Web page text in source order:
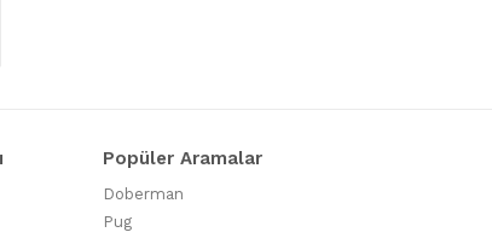
Popüler Aramalar
Doberman
Pug